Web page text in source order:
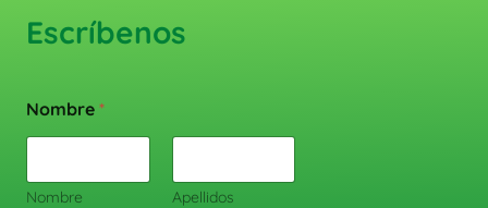
Escríbenos
Nombre *
Nombre Apellidos